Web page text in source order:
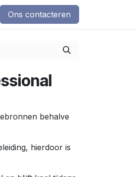
Ons contacteren
behalve
hierdoor is